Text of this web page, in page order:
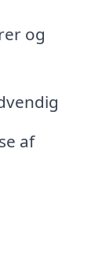
og
af